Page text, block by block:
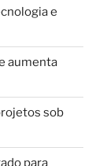
e
aumenta
sob
para